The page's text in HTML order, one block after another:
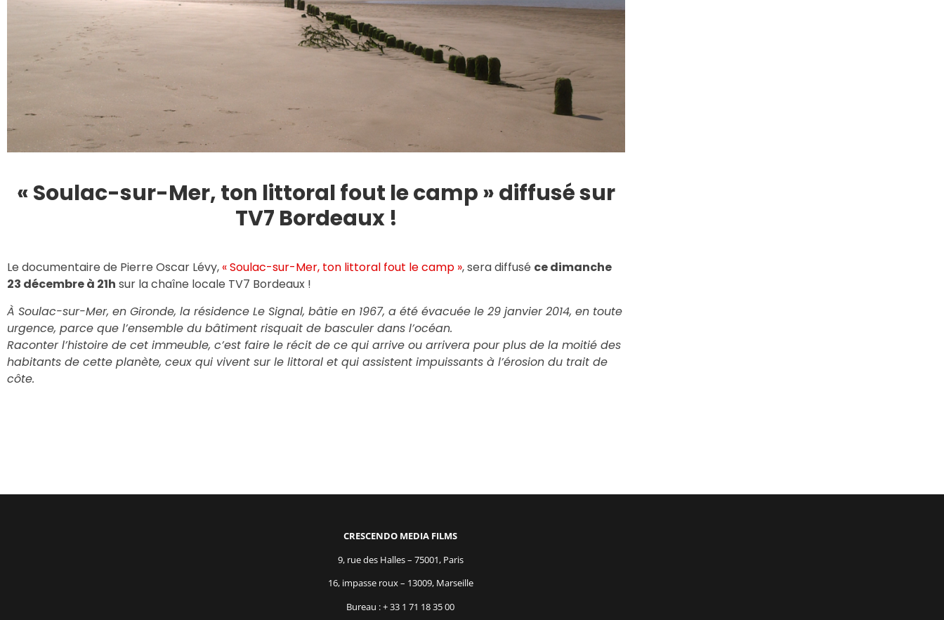
« Soulac-sur-Mer, ton littoral fout le camp » diffusé sur
TV7 Bordeaux !
Le documentaire de Pierre Oscar Lévy, « Soulac-sur-Mer, ton littoral fout le camp », sera diffusé ce dimanche
23 décembre à 21h sur la chaîne locale TV7 Bordeaux !
À Soulac-sur-Mer, en Gironde, la résidence Le Signal, bâtie en 1967, a été évacuée le 29 janvier 2014, en toute
urgence, parce que l’ensemble du bâtiment risquait de basculer dans l’océan.
Raconter l’histoire de cet immeuble, c’est faire le récit de ce qui arrive ou arrivera pour plus de la moitié des
habitants de cette planète, ceux qui vivent sur le littoral et qui assistent impuissants à l’érosion du trait de
côte.
CRESCENDO MEDIA FILMS
9, rue des Halles – 75001, Paris
16, impasse roux – 13009, Marseille
Bureau : + 33 1 71 18 35 00